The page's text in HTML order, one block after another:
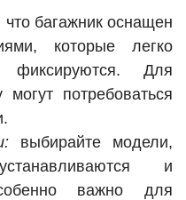
что багажник оснащен
которые легко
фиксируются. Для
потребоваться
выбирайте модели,
и
важно для